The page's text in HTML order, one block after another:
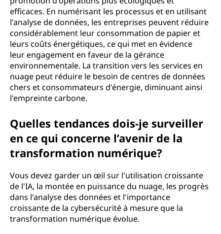
efficaces. En numérisant les processus et en utilisant
l'analyse de données, les entreprises peuvent réduire
considérablement leur consommation de papier et
leurs coûts énergétiques, ce qui met en évidence
leur engagement en faveur de la gérance
environnementale. La transition vers les services en
nuage peut réduire le besoin de centres de données
chers et consommateurs d'énergie, diminuant ainsi
l'empreinte carbone.
Quelles tendances dois-je surveiller
en ce qui concerne l’avenir de la
transformation numérique?
Vous devez garder un œil sur l'utilisation croissante
de l'IA, la montée en puissance du nuage, les progrès
dans l'analyse des données et l'importance
croissante de la cybersécurité à mesure que la
transformation numérique évolue.